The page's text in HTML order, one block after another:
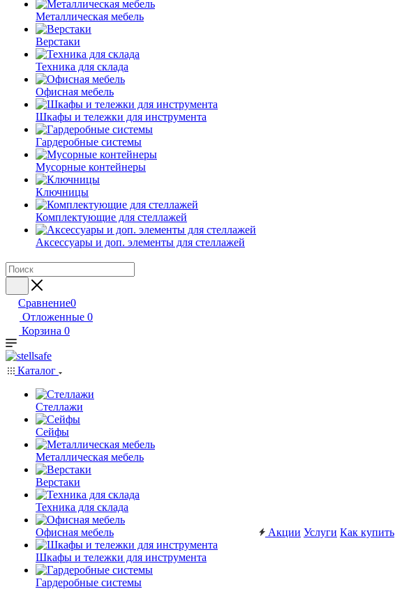
Металлическая мебель
Верстаки
Техника для склада
Офисная мебель
Шкафы и тележки для инструмента
Гардеробные системы
Мусорные контейнеры
Ключницы
Комплектующие для стеллажей
Аксессуары и доп. элементы для стеллажей
Сравнение0
Отложенные 0
Корзина 0
Каталог
Стеллажи
Сейфы
Металлическая мебель
Верстаки
Техника для склада
Офисная мебель
Шкафы и тележки для инструмента
Гардеробные системы
Акции Услуги Как купить